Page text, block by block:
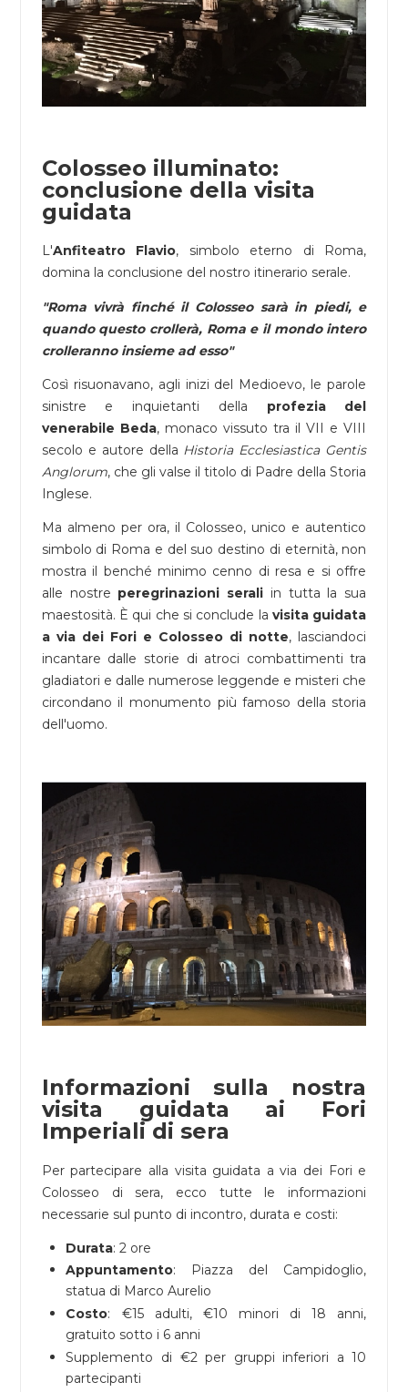
Colosseo illuminato:
conclusione della visita
guidata
L'Anfiteatro Flavio, simbolo eterno di Roma,
domina la conclusione del nostro itinerario serale.
Roma vivrà finché il Colosseo sarà in piedi, e
quando questo crollerà, Roma e il mondo intero
crolleranno insieme ad esso
Così risuonavano, agli inizi del Medioevo, le parole
sinistre e inquietanti della profezia del
venerabile Beda, monaco vissuto tra il VII e VIII
secolo e autore della Historia Ecclesiastica Gentis
Anglorum, che gli valse il titolo di Padre della Storia
Inglese.
Ma almeno per ora, il Colosseo, unico e autentico
simbolo di Roma e del suo destino di eternità, non
mostra il benché minimo cenno di resa e si offre
alle nostre peregrinazioni serali in tutta la sua
maestosità. È qui che si conclude la visita guidata
a via dei Fori e Colosseo di notte, lasciandoci
incantare dalle storie di atroci combattimenti tra
gladiatori e dalle numerose leggende e misteri che
circondano il monumento più famoso della storia
dell'uomo.
Informazioni sulla nostra
visita guidata ai Fori
Imperiali di sera
Per partecipare alla visita guidata a via dei Fori e
Colosseo di sera, ecco tutte le informazioni
necessarie sul punto di incontro, durata e costi:
Durata: 2 ore
Appuntamento: Piazza del Campidoglio,
statua di Marco Aurelio
Costo: €15 adulti, €10 minori di 18 anni,
gratuito sotto i 6 anni
Supplemento di €2 per gruppi inferiori a 10
partecipanti